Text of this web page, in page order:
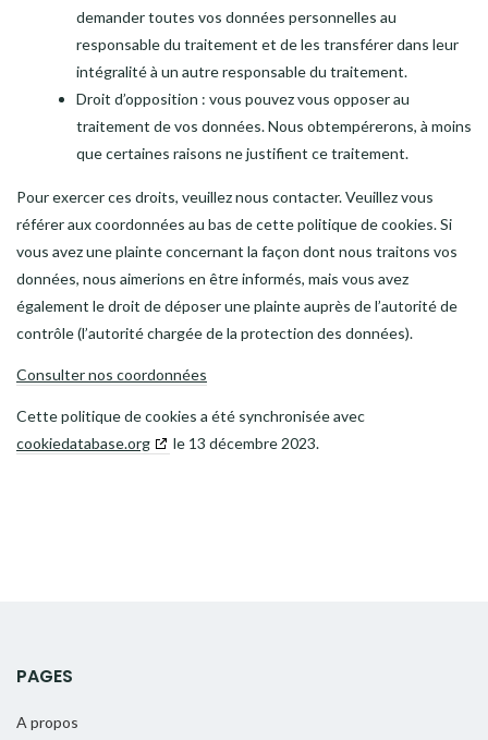
demander toutes vos données personnelles au
responsable du traitement et de les transférer dans leur
intégralité à un autre responsable du traitement.
Droit d’opposition : vous pouvez vous opposer au
traitement de vos données. Nous obtempérerons, à moins
que certaines raisons ne justifient ce traitement.
Pour exercer ces droits, veuillez nous contacter. Veuillez vous
référer aux coordonnées au bas de cette politique de cookies. Si
vous avez une plainte concernant la façon dont nous traitons vos
données, nous aimerions en être informés, mais vous avez
également le droit de déposer une plainte auprès de l’autorité de
contrôle (l’autorité chargée de la protection des données).
Consulter nos coordonnées
Cette politique de cookies a été synchronisée avec
cookiedatabase.org
le 13 décembre 2023.
PAGES
A propos